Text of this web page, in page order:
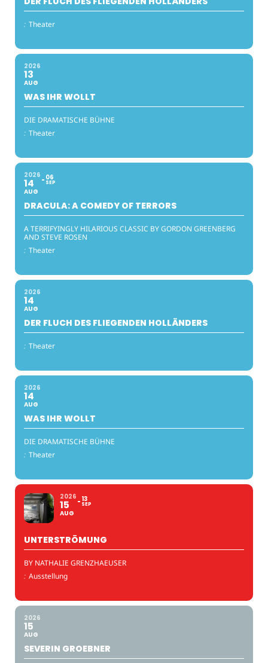
: Theater
2026
13
AUG
WAS IHR WOLLT
DIE DRAMATISCHE BÜHNE
: Theater
2026
14
AUG
06
SEP
DRACULA: A COMEDY OF TERRORS
A TERRIFYINGLY HILARIOUS CLASSIC BY GORDON GREENBERG
AND STEVE ROSEN
: Theater
2026
14
AUG
DER FLUCH DES FLIEGENDEN HOLLÄNDERS
: Theater
2026
14
AUG
WAS IHR WOLLT
DIE DRAMATISCHE BÜHNE
: Theater
2026
15
AUG
13
SEP
UNTERSTRÖMUNG
BY NATHALIE GRENZHAEUSER
: Ausstellung
2026
15
AUG
SEVERIN GROEBNER